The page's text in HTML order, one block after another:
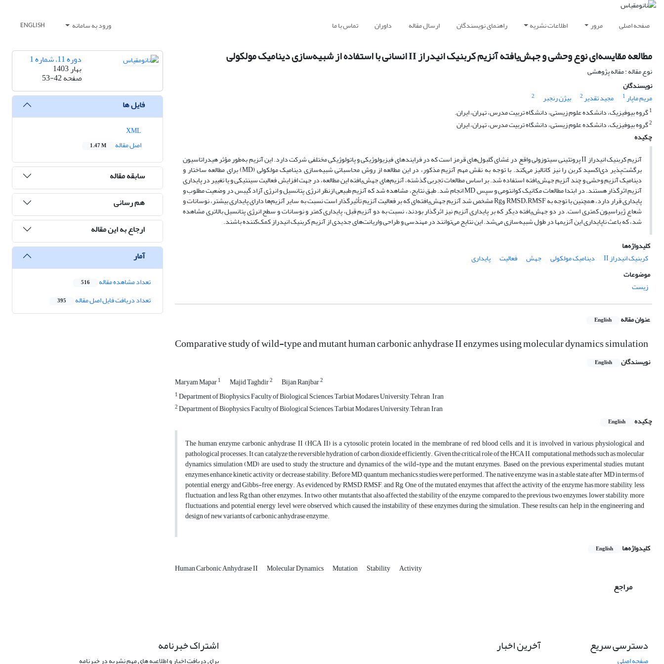
صفحه اصلی مرور اطلاعات نشریه راهنمای نویسندگان ارسال مقاله داوران تماس با ما ورود به سامانه ENGLISH
مطالعه مقایسه‌ای نوع وحشی و جهش‌یافته آنزیم کربنیک انیدراز II انسانی با استفاده از شبیه‌سازی دینامیک مولکولی
نوع مقاله : مقاله پژوهشی
نویسندگان
مریم ماپار1 مجید تقدیر2 بیژن رنجبر
2
1گروه بیوفیزیک، دانشکده علوم زیستی، دانشگاه تربیت مدرس، تهران، ایران.
2گروه بیوفیزیک، دانشکده علوم زیستی، دانشگاه تربیت مدرس، تهران، ایران
چکیده
آنزیم کربنیک انیدراز II پروتئینی سیتوزولی واقع در غشای گلبول‌های قرمز است که در فرایندهای فیزیولوژیکی و پاتولوژیکی مختلفی شرکت دارد. این آنزیم به‌طور مؤثر هیدراتاسیون
برگشت‌پذیر دی‌اکسید کربن را نیز کاتالیز می‌کند. با توجه ‌به نقش مهم آنزیم مذکور، در این مطالعه از روش محاسباتی شبیه‌سازی دینامیک مولکولی (MD) برای مطالعه ساختار و
دینامیک آنزیم وحشی و چند آنزیم‌ جهش‌یافته استفاده شد. بر اساس مطالعات تجربی گذشته، آنزیم‌های جهش‌یافته این مطالعه، در جهت افزایش فعالیت سینتیکی و یا تغییر در پایداری
آنزیم اثرگذار هستند. در ابتدا مطالعات مکانیک کوانتومی و سپس MD انجام شد. طبق نتایج، مشاهده شد که آنزیم طبیعی ازنظر انرژی پتانسیل و انرژی آزاد گیبس در وضعیت مطلوب و
پایداری قرار دارد، همچنین با توجه ‏به RMSD،RMSF وRg مشخص شد آنزیم جهش‌یافته‌ای که بر فعالیت آنزیم تأثیرگذار است نسبت به سایر آنزیم‌ها دارای پایداری بیشتر، نوسانات و
شعاع ژیراسیون کمتری است. در دو جهش‌یافته دیگر که بر پایداری آنزیم نیز اثرگذار بودند، نسبت به دو آنزیم قبل، پایداری کمتر و نوسانات و سطح انرژی پتانسیل بالاتری مشاهده
شد، که باعث ناپایداری این آنزیم‏ها در طول شبیه‌سازی می‌شد. این نتایج می‌توانند در مهندسی و طراحی واریانت‌های جدیدی از آنزیم کربنیک انیدراز کمک‌کننده باشند.
کلیدواژه‌ها
کربنیک انیدراز II
دینامیک مولکولی جهش فعالیت
پایداری
موضوعات
زیست
عنوان مقاله English
Comparative study of wild-type and mutant human carbonic anhydrase II enzymes using molecular dynamics simulation
نویسندگان English
Maryam Mapar1 Majid Taghdir2 Bijan Ranjbar2
1Department of Biophysics, Faculty of Biological Sciences, Tarbiat Modares University, Tehran , Iran
2Department of Biophysics, Faculty of Biological Sciences, Tarbiat Modares University, Tehran, Iran
چکیده
English
The human enzyme carbonic anhydrase II (HCA II) is a cytosolic protein located in the membrane of red blood cells, and it is involved in various physiological and
pathological processes. It can catalyze the reversible hydration of carbon dioxide efficiently. Given the critical role of the HCA II, computational methods such as molecular
dynamics simulation (MD) are used to study the structure and dynamics of the wild-type and the mutant enzymes. Based on the previous experimental studies, mutant
enzymes enhance kinetic activity or decrease stability. Before MD, quantum mechanics studies were performed. The native enzyme was in a stable state after MD in terms of
potential energy and Gibbs-free energy. As evidenced by RMSD, RMSF, and Rg, One of the mutated enzymes that affect the activity of the enzyme has more stability, less
fluctuation, and less Rg than other enzymes. In two other mutants that also affected the stability of the enzyme, compared to the previous two enzymes, lower stability, more
fluctuations, and potential energy level were observed, which caused the instability of these enzymes during the simulation. These results can help in the engineering and
design of new variants of carbonic anhydrase enzyme.
کلیدواژه‌ها English
Human Carbonic Anhydrase II Molecular Dynamics Mutation Stability Activity
مراجع
دوره 11، شماره 1
بهار 1403
صفحه53-42
فایل ها
اصل مقاله
1.47 M
سابقه مقاله
هم رسانی
ارجاع به این مقاله
آمار
تعداد مشاهده مقاله 516
تعداد دریافت فایل اصل مقاله 395
دسترسی سریع
صفحه اصلی
آخرین اخبار اشتراک خبرنامه
برای دریافت اخبار و اطلاعیه های مهم نشریه در خبرنامه